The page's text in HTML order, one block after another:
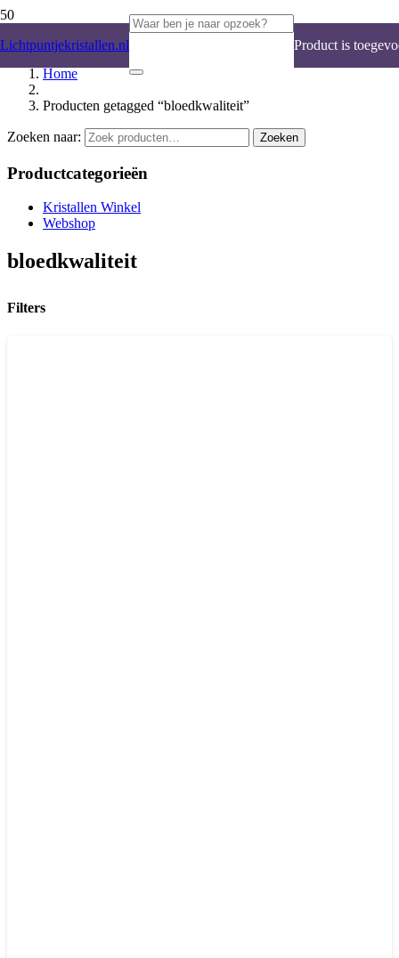
Lichtpuntjekristallen.nl Product is
Home
Producten getagged “bloedkwaliteit”
Zoeken naar: Zoeken
Productcategorieën
Kristallen Winkel
Webshop
bloedkwaliteit
Filters